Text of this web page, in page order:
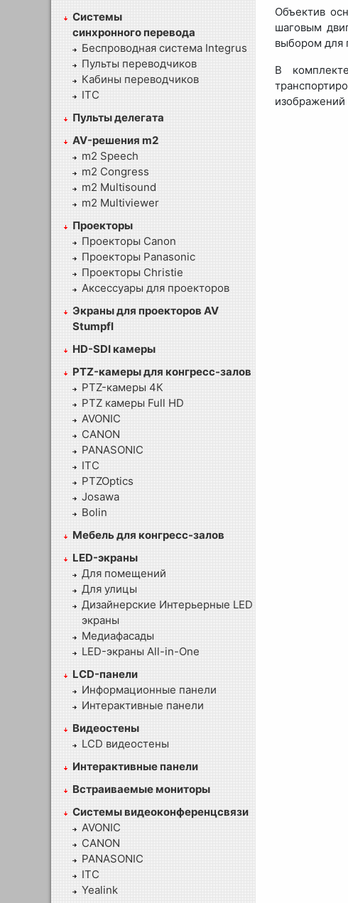
Системы
синхронного перевода
Беспроводная система Integrus
Пульты переводчиков
Кабины переводчиков
ITC
Пульты делегата
AV-решения m2
m2 Speech
m2 Congress
m2 Multisound
m2 Multiviewer
Проекторы
Проекторы Canon
Проекторы Panasonic
Проекторы Christie
Аксессуары для проекторов
Экраны для проекторов AV
Stumpfl
HD-SDI камеры
PTZ-камеры для конгресс-залов
PTZ-камеры 4К
PTZ камеры Full HD
AVONIC
CANON
PANASONIC
ITC
PTZOptics
Josawa
Bolin
Мебель для конгресс-залов
LED-экраны
Для помещений
Для улицы
Дизайнерские Интерьерные LED
экраны
Медиафасады
LED-экраны All-in-One
LCD-панели
Информационные панели
Интерактивные панели
Видеостены
LCD видеостены
Интерактивные панели
Встраиваемые мониторы
Системы видеоконференцсвязи
AVONIC
CANON
PANASONIC
ITC
Yealink
Объектив
шаговым
выбором для
В
изображений